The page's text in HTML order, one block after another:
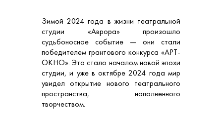
Зимой 2024 года в жизни театральной
студии «Аврора» произошло
судьбоносное событие — они стали
победителем грантового конкурса «АРТ-
ОКНО». Это стало началом новой эпохи
студии, и уже в октябре 2024 года мир
увидел открытие нового театрального
пространства, наполненного
творчеством.